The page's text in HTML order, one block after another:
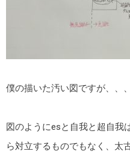
僕の描いた汚い図ですが、、、
図のようにesと自我と超自我
ら対立するものでもなく、太